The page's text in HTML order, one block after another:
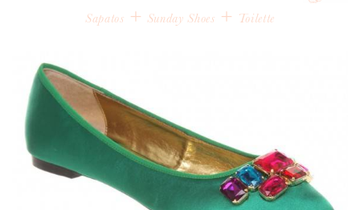
ENTREVISTAS
FORNECEDORES RECOMENDADOS
ANUNCIE CONNOSCO
Sapatos + Sunday Shoes + Toilette